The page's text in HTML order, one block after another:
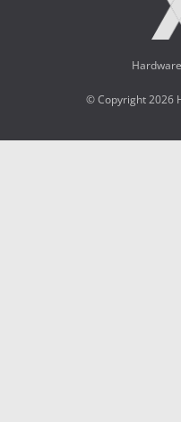
© Copyright 2026